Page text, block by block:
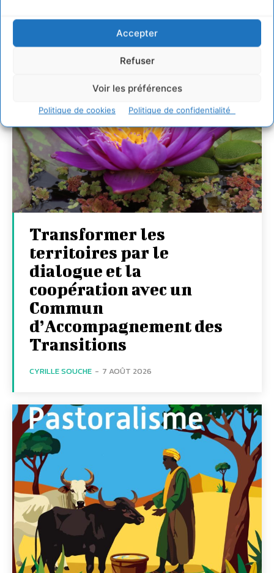
Accepter
Refuser
Voir les préférences
Politique de cookies Politique de confidentialité
Transformer les
territoires par le
dialogue et la
coopération avec un
Commun
d’Accompagnement des
Transitions
CYRILLE SOUCHE - 7 AOÛT 2026